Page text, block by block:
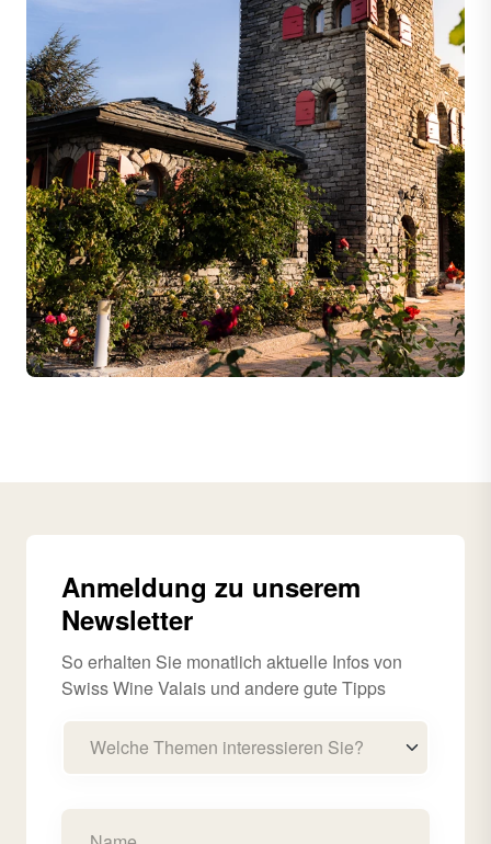
Anmeldung zu unserem
Newsletter
So erhalten Sie monatlich aktuelle Infos von
Swiss Wine Valais und andere gute Tipps
Welche Themen interessieren Sie?